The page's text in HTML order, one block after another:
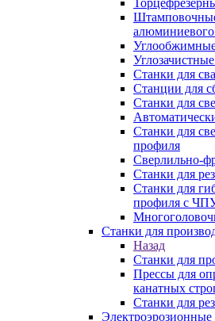
Станки для
Станции для
Станки для
Станки для
профиля
Сверлильно-
Станки для
Станки для
профиля с
Станки для
Назад
Станки для
Прессы для
канатных
Станки для
Электроэрозионные